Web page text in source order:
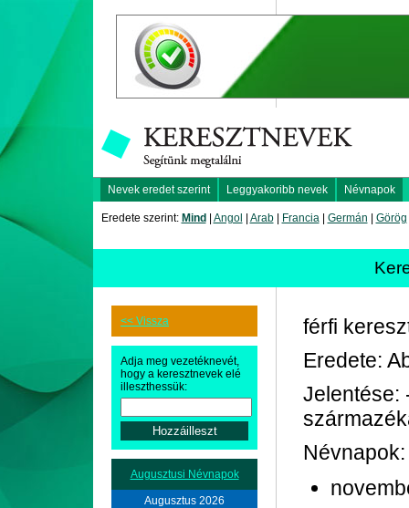
Nevek eredet szerint Leggyakoribb nevek Névnapok
Eredete szerint: Mind Angol Arab| Francia| Germán Görög
<< Vissza
Adja meg vezetéknevét,
hogy a keresztnevek elé
illeszthessük:
Augusztusi Névnapok
Augusztus 2026
férfi
Eredete:
Jelentése:
Névnapok: